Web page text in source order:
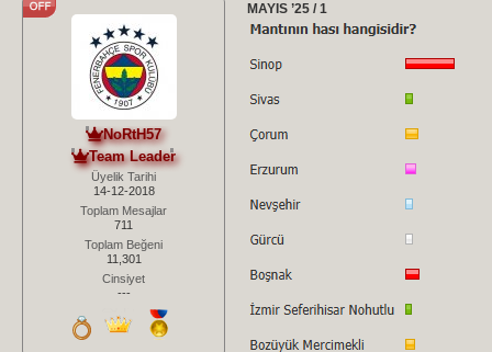
NoRtH57
Team Leader
Üyelik Tarihi
14-12-2018
Toplam Mesajlar
711
Toplam Beğeni
11,301
Cinsiyet
---
MAYIS ’25 / 1